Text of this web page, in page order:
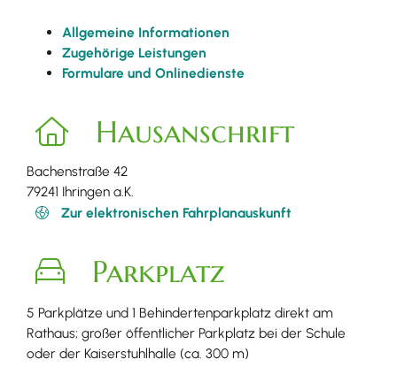
Allgemeine Informationen
Zugehörige Leistungen
Formulare und Onlinedienste
Hausanschrift
Bachenstraße 42
79241 Ihringen a.K.
Zur elektronischen Fahrplanauskunft
Parkplatz
5 Parkplätze und 1 Behindertenparkplatz direkt am
Rathaus; großer öffentlicher Parkplatz bei der Schule
oder der Kaiserstuhlhalle (ca. 300 m)